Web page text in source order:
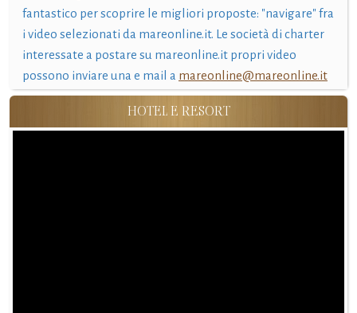
fantastico per scoprire le migliori proposte: "navigare" fra
i video selezionati da mareonline.it. Le società di charter
interessate a postare su mareonline.it propri video
possono inviare una e mail a mareonline@mareonline.it
HOTEL E RESORT